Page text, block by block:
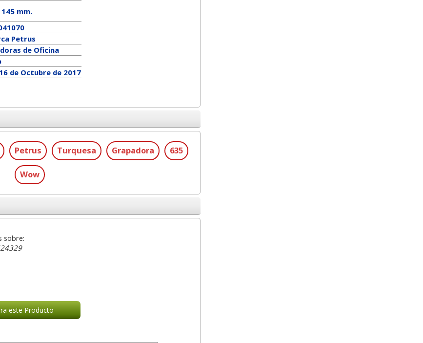
145mm.
Petrus
de Oficina
de Octubre de 2017
Petrus Turquesa Grapadora 635
Wow
sobre:
este Producto